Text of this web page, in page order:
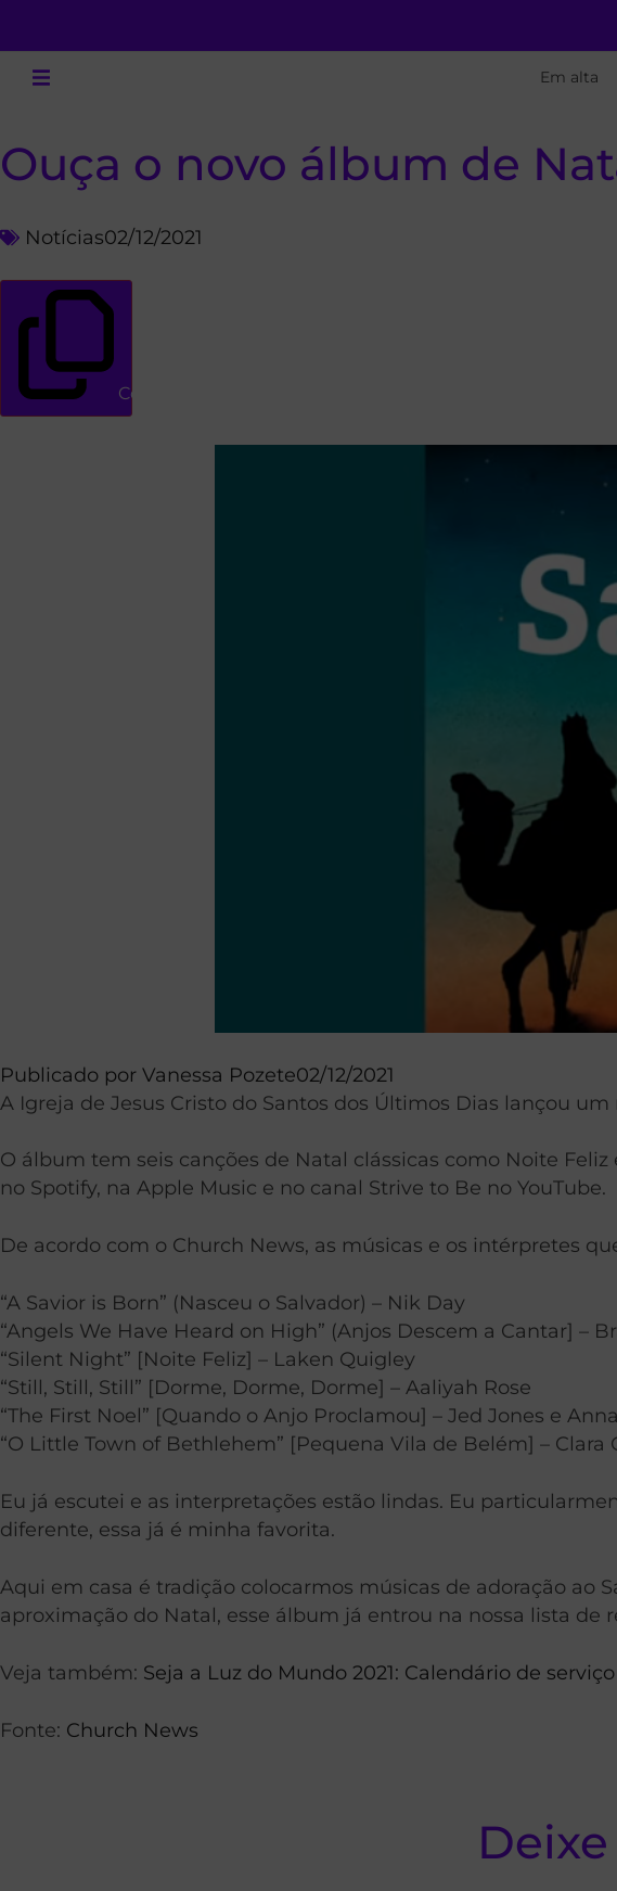
Em alta
Ouça o novo álbum de
Notícias02/12/2021
Copiar link
Publicado por Vanessa Pozete02/12/2021
A Igreja de Jesus Cristo do Santos dos Últimos Dias lançou
O álbum tem seis canções de Natal clássicas como Noite
no Spotify, na Apple Music e no canal Strive to Be no YouTube.
De acordo com o Church News, as músicas e os intérpretes
“A Savior is Born” (Nasceu o Salvador) – Nik Day
“Angels We Have Heard on High” (Anjos Descem a Cantar] –
“Silent Night” [Noite Feliz] – Laken Quigley
“Still, Still, Still” [Dorme, Dorme, Dorme] – Aaliyah Rose
“The First Noel” [Quando o Anjo Proclamou] – Jed Jones e
“O Little Town of Bethlehem” [Pequena Vila de Belém] – Clara
Eu já escutei e as interpretações estão lindas. Eu
diferente, essa já é minha favorita.
Aqui em casa é tradição colocarmos músicas de adoração ao
aproximação do Natal, esse álbum já entrou na nossa lista de
Veja também: Seja a Luz do Mundo 2021: Calendário de
Fonte: Church News